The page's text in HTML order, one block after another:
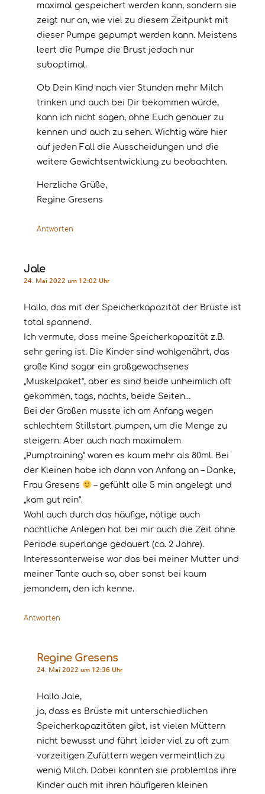
maximal gespeichert werden kann, sondern sie
zeigt nur an, wie viel zu diesem Zeitpunkt mit
dieser Pumpe gepumpt werden kann. Meistens
leert die Pumpe die Brust jedoch nur
suboptimal.
Ob Dein Kind nach vier Stunden mehr Milch
trinken und auch bei Dir bekommen würde,
kann ich nicht sagen, ohne Euch genauer zu
kennen und auch zu sehen. Wichtig wäre hier
auf jeden Fall die Ausscheidungen und die
weitere Gewichtsentwicklung zu beobachten.
Herzliche Grüße,
Regine Gresens
Antworten
Jale
24. Mai 2022 um 12:02 Uhr
Hallo, das mit der Speicherkapazität der Brüste ist
total spannend.
Ich vermute, dass meine Speicherkapazität z.B.
sehr gering ist. Die Kinder sind wohlgenährt, das
große Kind sogar ein großgewachsenes
„Muskelpaket“, aber es sind beide unheimlich oft
gekommen, tags, nachts, beide Seiten…
Bei der Großen musste ich am Anfang wegen
schlechtem Stillstart pumpen, um die Menge zu
steigern. Aber auch nach maximalem
„Pumptraining“ waren es kaum mehr als 80ml. Bei
der Kleinen habe ich dann von Anfang an – Danke,
Frau Gresens
– gefühlt alle 5 min angelegt und
„kam gut rein“.
Wohl auch durch das häufige, nötige auch
nächtliche Anlegen hat bei mir auch die Zeit ohne
Periode superlange gedauert (ca. 2 Jahre).
Interessanterweise war das bei meiner Mutter und
meiner Tante auch so, aber sonst bei kaum
jemandem, den ich kenne.
Antworten
Regine Gresens
24. Mai 2022 um 12:36 Uhr
Hallo Jale,
ja, dass es Brüste mit unterschiedlichen
Speicherkapazitäten gibt, ist vielen Müttern
nicht bewusst und führt leider viel zu oft zum
vorzeitigen Zufüttern wegen vermeintlich zu
wenig Milch. Dabei könnten sie problemlos ihre
Kinder auch mit ihren häufigeren kleinen